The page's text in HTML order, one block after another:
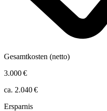
Gesamtkosten (netto)
3.000 €
ca. 2.040 €
Ersparnis